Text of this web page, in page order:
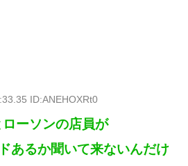
ID:ANEHOXRt0
ーソンの店員が
あるか聞いて来ないんだけ